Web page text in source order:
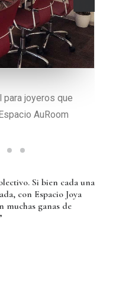
es disponer de
Si bien cada una
con Espacio Joya
muchas ganas de